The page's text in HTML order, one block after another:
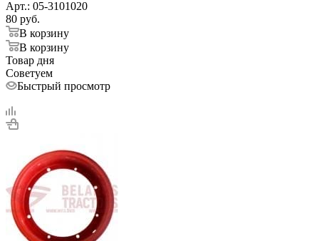
Арт.: 05-3101020
80 руб.
В корзину
В корзину
Товар дня
Советуем
Быстрый просмотр